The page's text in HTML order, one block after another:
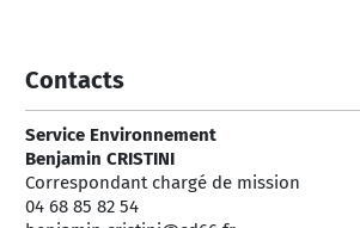
Contacts
Service Environnement
Benjamin CRISTINI
Correspondant chargé de mission
04 68 85 82 54